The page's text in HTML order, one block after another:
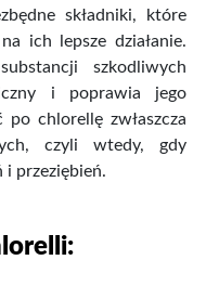
składniki, które
ich lepsze działanie.
szkodliwych
i poprawia jego
chlorellę zwłaszcza
czyli wtedy, gdy
i przeziębień.